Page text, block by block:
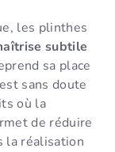
les plinthes
subtile
sa place
sans doute
où la
de réduire
la réalisation